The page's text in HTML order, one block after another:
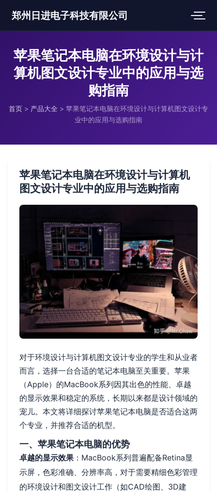
郑州日进电子科技有限公司
苹果笔记本电脑在环境设计与计
算机图文设计专业中的应用与选
购指南
首页 > 产品大全 > 苹果笔记本电脑在环境设计与计算机图文设计专
业中的应用与选购指南
苹果笔记本电脑在环境设计与计算机
图文设计专业中的应用与选购指南
对于环境设计与计算机图文设计专业的学生和从业者
而言，选择一台合适的笔记本电脑至关重要。苹果
（Apple）的MacBook系列因其出色的性能、卓越
的显示效果和稳定的系统，长期以来都是设计领域的
宠儿。本文将详细探讨苹果笔记本电脑是否适合这两
个专业，并推荐合适的机型。
一、苹果笔记本电脑的优势
卓越的显示效果 ：MacBook系列普遍配备Retina显
示屏，色彩准确、分辨率高，对于需要精细色彩管理
的环境设计和图文设计工作（如CAD绘图、3D建